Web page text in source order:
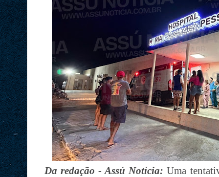
Da redação - Assú Notícia:Uma